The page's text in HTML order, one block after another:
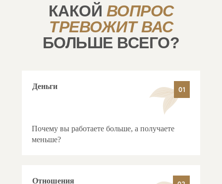
КАКОЙ ВОПРОС
ТРЕВОЖИТ ВАС
БОЛЬШЕ ВСЕГО?
Деньги 01
Почему вы работаете больше, а получаете
меньше?
Отношения